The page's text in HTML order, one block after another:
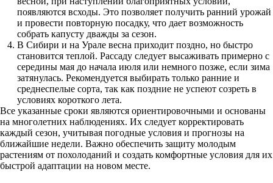
появляются всходы. Это позволяет получить ранний урожай
и провести повторную посадку, что дает возможность
собрать капусту дважды за сезон.
В Сибири и на Урале весна приходит поздно, но быстро
становится теплой. Рассаду следует высаживать примерно с
середины мая до начала июля или немного позже, если зима
затянулась. Рекомендуется выбирать только ранние и
среднеспелые сорта, так как поздние не успеют созреть в
условиях короткого лета.
Все указанные сроки являются ориентировочными и основаны
на многолетних наблюдениях. Их следует корректировать
каждый сезон, учитывая погодные условия и прогнозы на
ближайшие недели. Важно обеспечить защиту молодым
растениям от похолоданий и создать комфортные условия для их
быстрой адаптации на новом месте.